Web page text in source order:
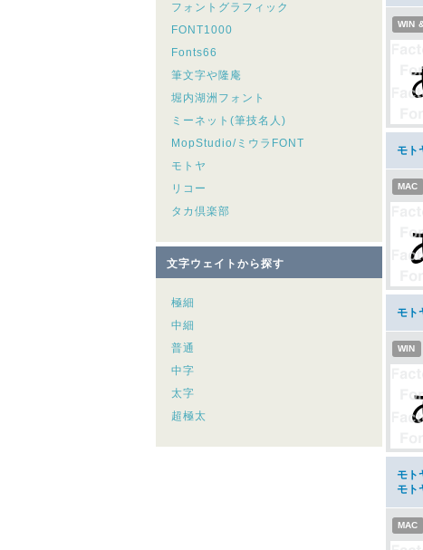
フォントグラフィック
FONT1000
Fonts66
筆文字や隆庵
堀内湖洲フォント
ミーネット(筆技名人)
MopStudio/ミウラFONT
モトヤ
リコー
タカ倶楽部
文字ウェイトから探す
極細
中細
普通
中字
太字
超極太
WIN
モト
MAC
モト
WIN
モト
モト
MAC